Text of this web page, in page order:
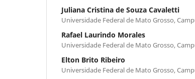
Juliana Cristina de Souza Cavaletti
Universidade Federal de Mato Grosso,
Rafael Laurindo Morales
Universidade Federal de Mato Grosso,
Elton Brito Ribeiro
Universidade Federal de Mato Grosso,